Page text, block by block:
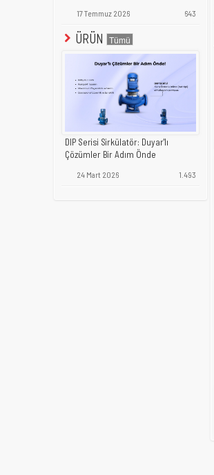
17 Temmuz 2026 643
ÜRÜN
DIP Serisi Sirkülatör: Duyar'lı
Çözümler Bir Adım Önde
24 Mart 2026 1.493